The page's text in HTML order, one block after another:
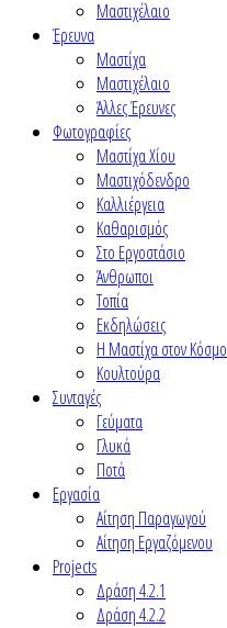
Μαστιχέλαιο
Έρευνα
Μαστίχα
Μαστιχέλαιο
Άλλες Έρευνες
Φωτογραφίες
Μαστίχα Χίου
Μαστιχόδενδρο
Καλλιέργεια
Καθαρισμός
Στο Εργοστάσιο
Άνθρωποι
Τοπία
Εκδηλώσεις
Η Μαστίχα στον Κόσμο
Κουλτούρα
Συνταγές
Γεύματα
Γλυκά
Ποτά
Εργασία
Αίτηση Παραγωγού
Αίτηση Εργαζόμενου
Projects
Δράση 4.2.1
Δράση 4.2.2